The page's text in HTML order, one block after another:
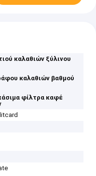
καλαθιών ξύλινου
καλαθιών βαθμού
φίλτρα καφέ